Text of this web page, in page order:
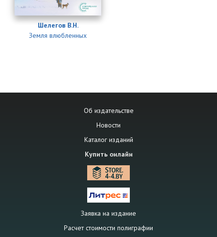
Шелегов В.Н.
Земля влюбленных
Об издательстве
Новости
Каталог изданий
Купить онлайн
Заявка на издание
Расчет стоимости полиграфии